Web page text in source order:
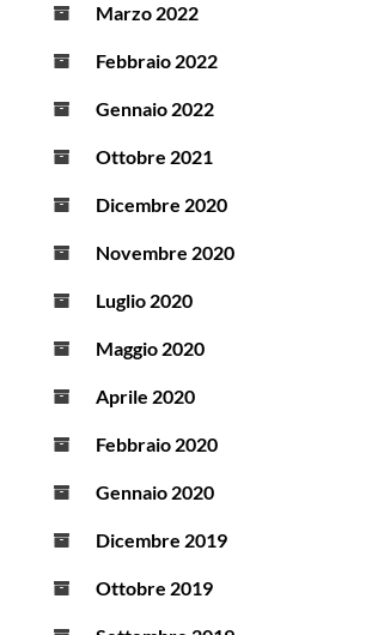
Marzo 2022
Febbraio 2022
Gennaio 2022
Ottobre 2021
Dicembre 2020
Novembre 2020
Luglio 2020
Maggio 2020
Aprile 2020
Febbraio 2020
Gennaio 2020
Dicembre 2019
Ottobre 2019